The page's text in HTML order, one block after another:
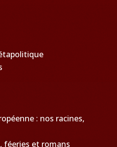
: nos racines,
féeries et romans